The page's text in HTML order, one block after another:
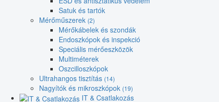
Satuk és tartók
Mérőműszerek (2)
Mérőkábelek és szondák
Endoszkópok és inspekció
Speciális mérőeszközök
Multiméterek
Oszcilloszkópok
Ultrahangos tisztítás (14)
Nagyítók és mikroszkópok (19)
IT & Csatlakozás